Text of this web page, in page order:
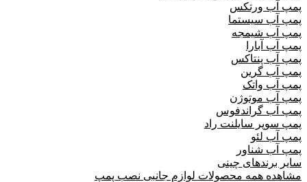
پمپ آب ورتکس
پمپ آب سیستما
پمپ آب شیمجه
پمپ آب آبارا
پمپ آب پنتاکس
پمپ آب گرین
پمپ آب واتک
پمپ آب موتوژن
پمپ آب گراندفوس
پمپ سوپر سایلنت راد
پمپ آب لئو
پمپ آب شناور
سایر برندهای چینی
مشاهده همه محصولات لوازم جانبی نصب پمپ